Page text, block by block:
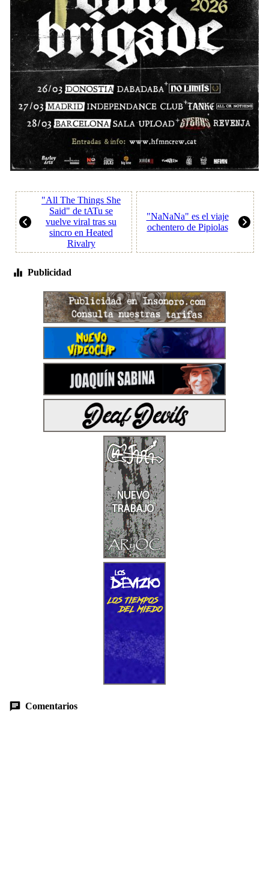
"All The Things She
Said" de tATu se
vuelve viral tras su
sincro en Heated
Rivalry
"NaNaNa" es el viaje
ochentero de Pipiolas
Publicidad
Comentarios